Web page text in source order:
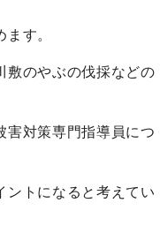
す。
のやぶの伐採などの
対策専門指導員につ
トになると考えてい